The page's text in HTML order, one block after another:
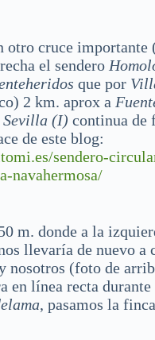
otro cruce importante
el sendero
que por
2 km. aprox a
Sevilla (I) continua de
de este blog:
sendero-
navahermosa/
m. donde a la
llevaría de nuevo a
nosotros (foto de
en línea recta durante
, pasamos la finca